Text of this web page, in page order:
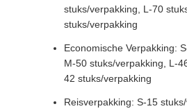
stuks/verpakking, L-70
stuks/verpakking
Economische Verpakking:
M-50 stuks/verpakking, L-
42 stuks/verpakking
Reisverpakking: S-15